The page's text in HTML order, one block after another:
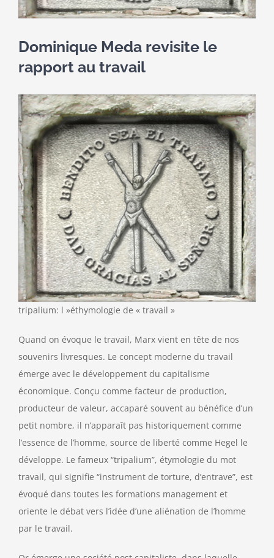
Dominique Meda revisite le
rapport au travail
tripalium: l »éthymologie de « travail »
Quand on évoque le travail, Marx vient en tête de nos
souvenirs livresques. Le concept moderne du travail
émerge avec le développement du capitalisme
économique. Conçu comme facteur de production,
producteur de valeur, accaparé souvent au bénéfice d’un
petit nombre, il n’apparaît pas historiquement comme
l’essence de l’homme, source de liberté comme Hegel le
développe. Le fameux “tripalium”, étymologie du mot
travail, qui signifie “instrument de torture, d’entrave”, est
évoqué dans toutes les formations management et
oriente le débat vers l’idée d’une aliénation de l’homme
par le travail.